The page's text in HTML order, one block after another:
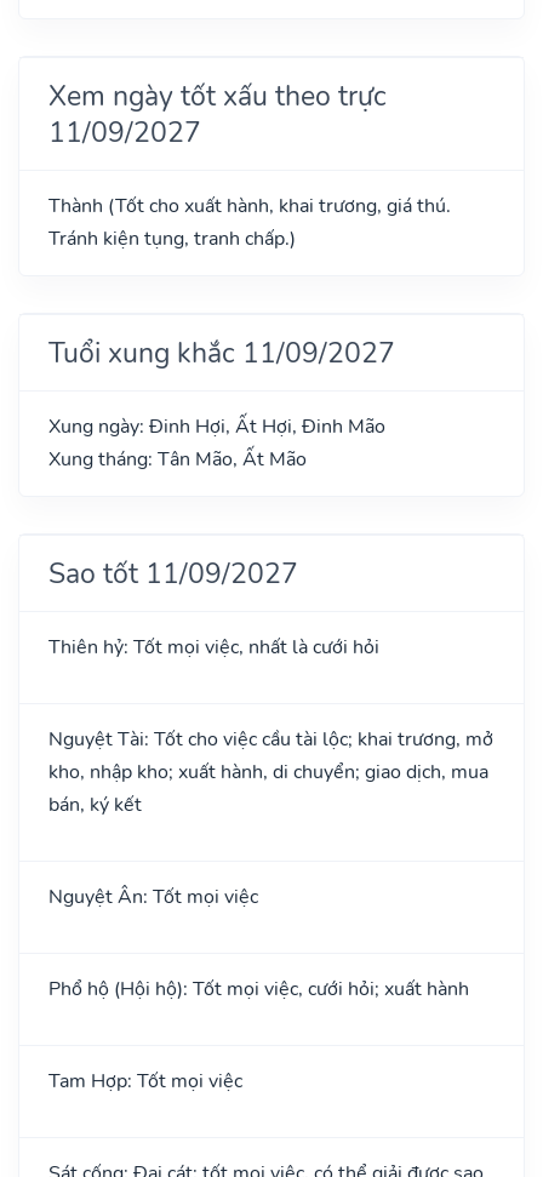
Xem ngày tốt xấu theo trực
11/09/2027
Thành (Tốt cho xuất hành, khai trương, giá thú.
Tránh kiện tụng, tranh chấp.)
Tuổi xung khắc 11/09/2027
Xung ngày: Đinh Hợi, Ất Hợi, Đinh Mão
Xung tháng: Tân Mão, Ất Mão
Sao tốt 11/09/2027
Thiên hỷ: Tốt mọi việc, nhất là cưới hỏi
Nguyệt Tài: Tốt cho việc cầu tài lộc; khai trương, mở
kho, nhập kho; xuất hành, di chuyển; giao dịch, mua
bán, ký kết
Nguyệt Ân: Tốt mọi việc
Phổ hộ (Hội hộ): Tốt mọi việc, cưới hỏi; xuất hành
Tam Hợp: Tốt mọi việc